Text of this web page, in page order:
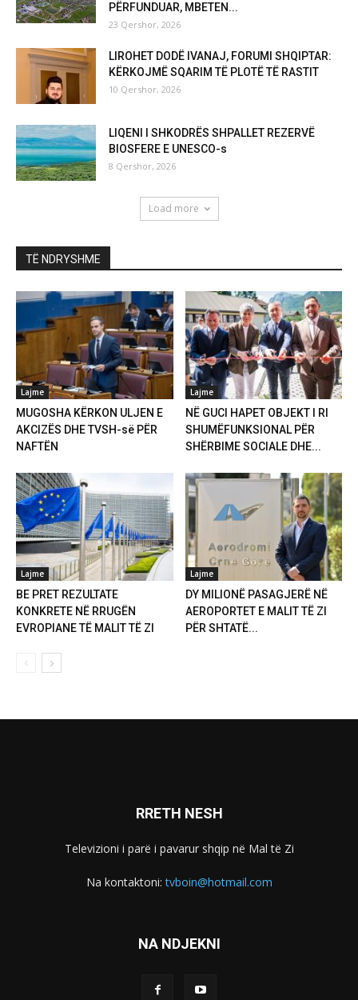
PËRFUNDUAR, MBETEN...
23 Qershor, 2026
LIROHET DODË IVANAJ, FORUMI SHQIPTAR:
KËRKOJMË SQARIM TË PLOTË TË RASTIT
10 Qershor, 2026
LIQENI I SHKODRËS SHPALLET REZERVË
BIOSFERE E UNESCO-s
8 Qershor, 2026
Load more
TË NDRYSHME
Lajme
MUGOSHA KËRKON ULJEN E
AKCIZËS DHE TVSH-së PËR
NAFTËN
Lajme
NË GUCI HAPET OBJEKT I RI
SHUMËFUNKSIONAL PËR
SHËRBIME SOCIALE DHE...
Lajme
BE PRET REZULTATE
KONKRETE NË RRUGËN
EVROPIANE TË MALIT TË ZI
Lajme
DY MILIONË PASAGJERË NË
AEROPORTET E MALIT TË ZI
PËR SHTATË...
RRETH NESH
Televizioni i parë i pavarur shqip në Mal të Zi
Na kontaktoni:tvboin@hotmail.com
NA NDJEKNI